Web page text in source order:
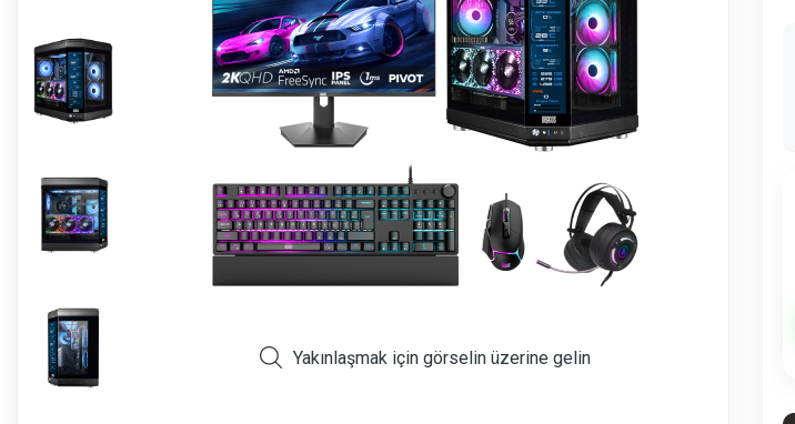
Yakınlaşmak için görselin üzerine gelin